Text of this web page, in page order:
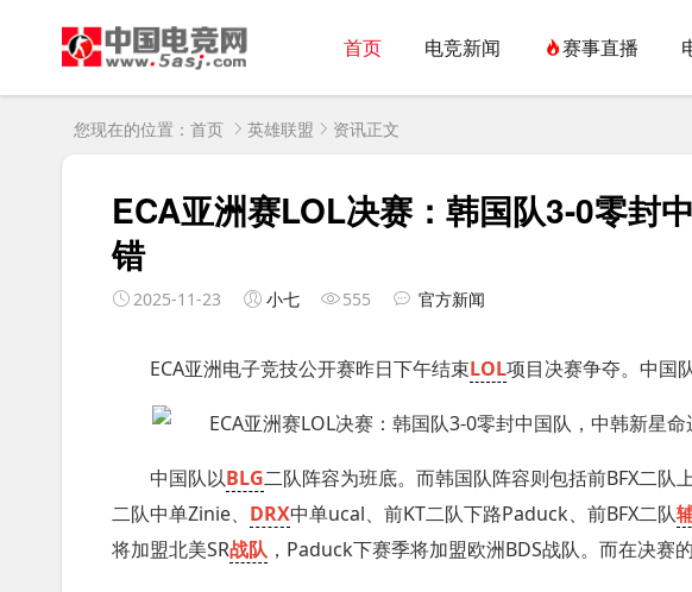
首页 电竞新闻 赛事直播
您现在的位置： 首页 英雄联盟 资讯正文
ECA亚洲赛LOL决赛：韩国队3-0零封
错
2025-11-23 小七 555 官方新闻
ECA亚洲电子竞技公开赛昨日下午结束LOL项目决赛争夺。中国
中国队以BLG二队阵容为班底。而韩国队阵容则包括前BFX二
二队中单Zinie、 DRX中单ucal、前KT二队下路Paduck、前BFX二队
将加盟北美SR战队 ，Paduck下赛季将加盟欧洲BDS战队。而在决赛